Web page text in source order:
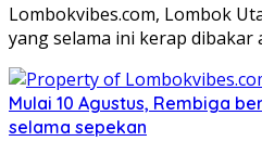
Lombokvibes.com, Lombok
yang selama ini kerap
Mulai 10 Agustus, Rembiga
selama sepekan